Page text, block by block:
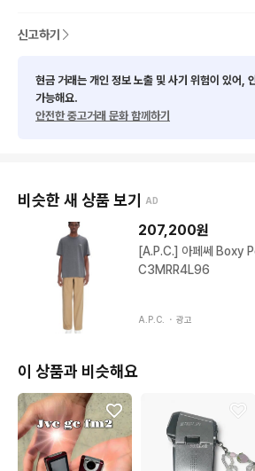
신고하기
현금 거래는 개인 정보 노출 및 사기 위험이 있어,
가능해요.
안전한 중고거래 문화 함께하기
비슷한 새 상품 보기 AD
207,200원
[A.P.C.] 아페쎄 Boxy
C3MRR4L96
A.P.C. ・ 광고
이 상품과 비슷해요